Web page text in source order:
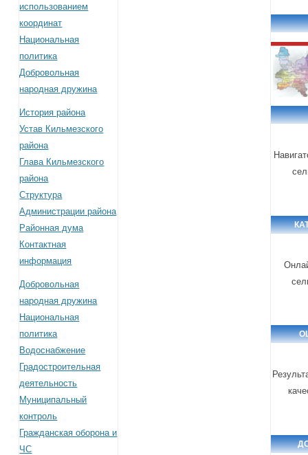
использованием
координат
Национальная
политика
Добровольная
народная дружина
История района
Устав Кильмезского
района
Глава Кильмезского
района
Структура
Администрации района
Районная дума
Контактная
информация
Добровольная
народная дружина
Национальная
политика
Водоснабжение
Градостроительная
деятельность
Муниципальный
контроль
Гражданская оборона и
ЧС